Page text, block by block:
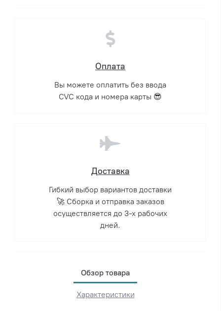
Оплата
Вы можете оплатить без ввода
CVC кода и номера карты 😎
Доставка
Гибкий выбор вариантов доставки
🚀 Сборка и отправка заказов
осуществляется до 3-х рабочих
дней.
Обзор товара
Характеристики